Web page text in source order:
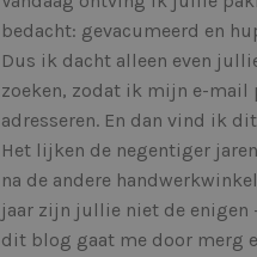
bedacht: gevacumeerd en
Dus ik dacht alleen even
zoeken, zodat ik mijn e-mail
adresseren. En dan vind ik
Het lijken de negentiger
na de andere
jaar zijn jullie niet de enigen
dit blog gaat me door merg